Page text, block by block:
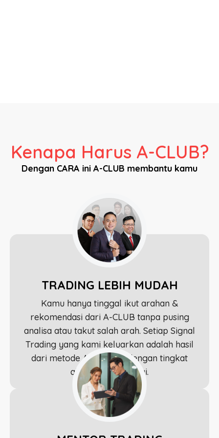
Kenapa Harus A-CLUB?
Dengan CARA ini A-CLUB membantu kamu
TRADING LEBIH MUDAH
Kamu hanya tinggal ikut arahan &
rekomendasi dari A-CLUB tanpa pusing
analisa atau takut salah arah. Setiap Signal
Trading yang kami keluarkan adalah hasil
dari metode Astronacci dengan tingkat
akurasi yang tinggi.